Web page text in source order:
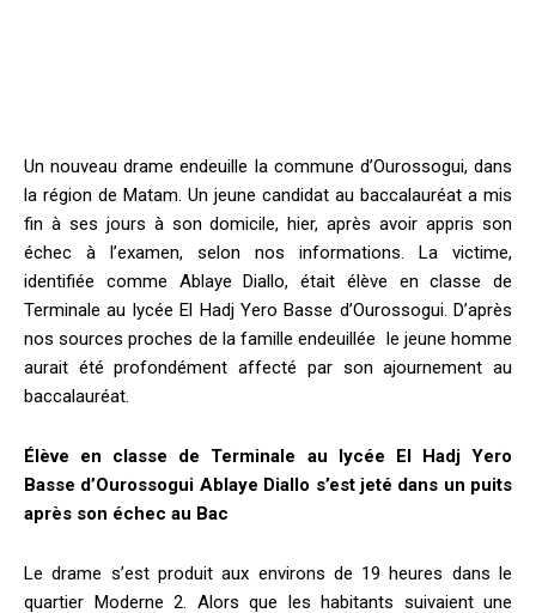
Un nouveau drame endeuille la commune d’Ourossogui, dans
la région de Matam. Un jeune candidat au baccalauréat a mis
fin à ses jours à son domicile, hier, après avoir appris son
échec à l’examen, selon nos informations. La victime,
identifiée comme Ablaye Diallo, était élève en classe de
Terminale au lycée El Hadj Yero Basse d’Ourossogui. D’après
nos sources proches de la famille endeuillée le jeune homme
aurait été profondément affecté par son ajournement au
baccalauréat.
Élève en classe de Terminale au lycée El Hadj Yero
Basse d’Ourossogui Ablaye Diallo s’est jeté dans un puits
après son échec au Bac
Le drame s’est produit aux environs de 19 heures dans le
quartier Moderne 2. Alors que les habitants suivaient une